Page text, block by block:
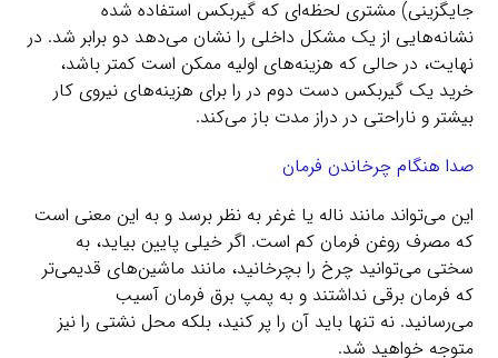
جایگزینی) مشتری لحظه‌ای که گیربکس استفاده شده
نشانه‌هایی از یک مشکل داخلی را نشان می‌دهد دو برابر شد. در
نهایت، در حالی که هزینه‌های اولیه ممکن است کمتر باشد،
خرید یک گیربکس دست دوم در را برای هزینه‌های نیروی کار
بیشتر و ناراحتی در دراز مدت باز می‌کند.
صدا هنگام چرخاندن فرمان
این می‌تواند مانند ناله یا غرغر به نظر برسد و به این معنی است
که مصرف روغن فرمان کم است. اگر خیلی پایین بیاید، به
سختی می‌توانید چرخ را بچرخانید، مانند ماشین‌های قدیمی‌تر
که فرمان برقی نداشتند و به پمپ برق فرمان آسیب
می‌رسانید. نه تنها باید آن را پر کنید، بلکه محل نشتی را نیز
متوجه خواهید شد.